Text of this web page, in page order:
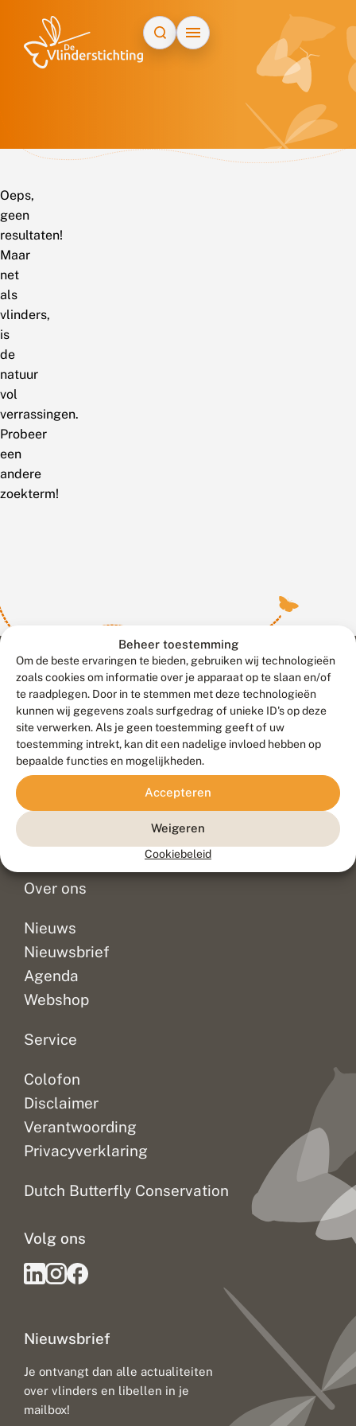
Beheer toestemming
Om de beste ervaringen te bieden, gebruiken wij technologieën
zoals cookies om informatie over je apparaat op te slaan en/of
te raadplegen. Door in te stemmen met deze technologieën
kunnen wij gegevens zoals surfgedrag of unieke ID's op deze
site verwerken. Als je geen toestemming geeft of uw
toestemming intrekt, kan dit een nadelige invloed hebben op
bepaalde functies en mogelijkheden.
Accepteren
Weigeren
Cookiebeleid
Oeps,
geen
resultaten!
Maar
net
als
vlinders,
is
de
natuur
vol
verrassingen.
Probeer
een
andere
zoekterm!
Contact
Veelgestelde vragen
Doneer
Over ons
Nieuws
Nieuwsbrief
Agenda
Webshop
Service
Colofon
Disclaimer
Verantwoording
Privacyverklaring
Dutch Butterfly Conservation
Nieuwsbrief
Je ontvangt dan alle actualiteiten
over vlinders en libellen in je
mailbox!
Volg ons
Meld waarnemingen© 2026 Vlinderstichting
Duurzaam ontwikkeld door
Go2People
, ontworpen door
Blue Field Agency
Privacy
Disclaimer
Sitemap